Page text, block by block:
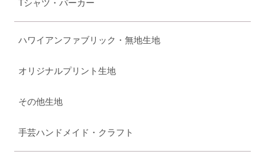
Tシャツ・パーカー
ハワイアンファブリック・無地生地
オリジナルプリント生地
その他生地
手芸ハンドメイド・クラフト